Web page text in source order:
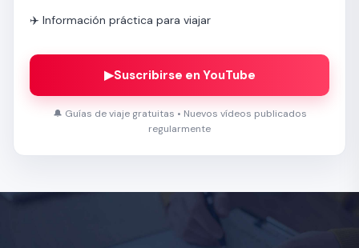
✈️ Información práctica para viajar
▶Suscribirse en YouTube
🔔 Guías de viaje gratuitas • Nuevos vídeos publicados
regularmente